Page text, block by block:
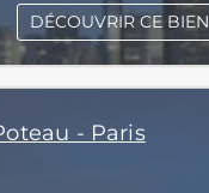
DÉCOUVRIR CE BIEN
- Paris